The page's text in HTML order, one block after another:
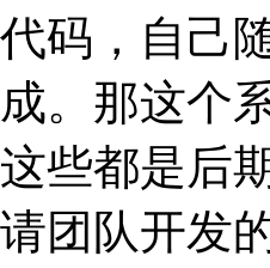
代码，自己
成。那这个
这些都是后
请团队开发